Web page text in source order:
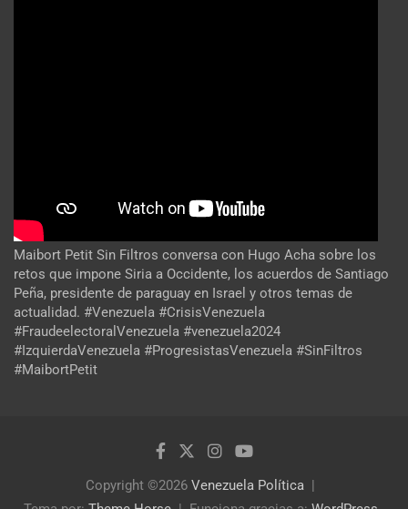
Maibort Petit Sin Filtros conversa con Hugo Acha sobre los
retos que impone Siria a Occidente, los acuerdos de Santiago
Peña, presidente de paraguay en Israel y otros temas de
actualidad. #Venezuela #CrisisVenezuela
#FraudeelectoralVenezuela #venezuela2024
#IzquierdaVenezuela #ProgresistasVenezuela #SinFiltros
#MaibortPetit
Copyright ©2026 Venezuela Política